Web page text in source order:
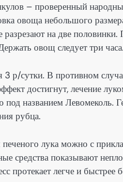
– проверенный
овоща небольшого
разрезают на две
овощ следует три часа.
р/сутки. В противном
достигнут, лечение
под названием
рубца.
лука можно с
средства показывают
протекает легче и быстрее